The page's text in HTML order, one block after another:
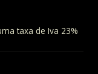
taxa de Iva 23%